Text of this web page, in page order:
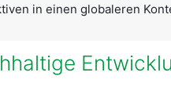
in einen globaleren